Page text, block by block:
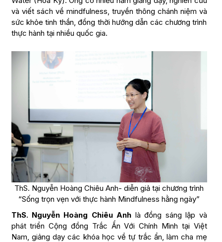
và viết sách về mindfulness, truyền thông chánh niệm và
sức khỏe tinh thần, đồng thời hướng dẫn các chương trình
thực hành tại nhiều quốc gia.
ThS. Nguyễn Hoàng Chiêu Anh- diễn giả tại chương trình
“Sống trọn vẹn với thực hành Mindfulness hằng ngày”
ThS. Nguyễn Hoàng Chiêu Anh là đồng sáng lập và
phát triển Cộng đồng Trắc Ẩn Với Chính Mình tại Việt
Nam, giảng dạy các khóa học về tự trắc ẩn, làm cha mẹ